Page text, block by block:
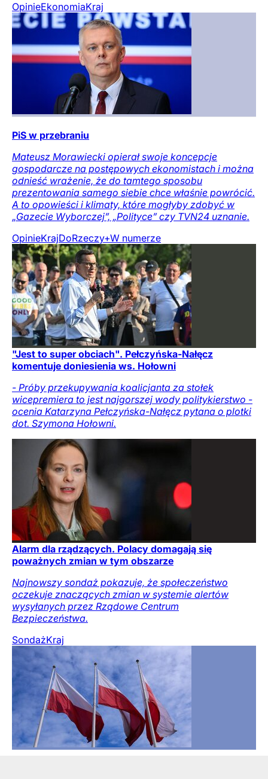
OpinieEkonomiaKraj
PiS w przebraniu
Mateusz Morawiecki opierał swoje koncepcje
gospodarcze na postępowych ekonomistach i można
odnieść wrażenie, że do tamtego sposobu
prezentowania samego siebie chce właśnie powrócić.
A to opowieści i klimaty, które mogłyby zdobyć w
„Gazecie Wyborczej”, „Polityce” czy TVN24 uznanie.
OpinieKrajDoRzeczy+W numerze
"Jest to super obciach". Pełczyńska-Nałęcz
komentuje doniesienia ws. Hołowni
- Próby przekupywania koalicjanta za stołek
wicepremiera to jest najgorszej wody politykierstwo -
ocenia Katarzyna Pełczyńska-Nałęcz pytana o plotki
dot. Szymona Hołowni.
Alarm dla rządzących. Polacy domagają się
poważnych zmian w tym obszarze
Najnowszy sondaż pokazuje, że społeczeństwo
oczekuje znaczących zmian w systemie alertów
wysyłanych przez Rządowe Centrum
Bezpieczeństwa.
SondażKraj